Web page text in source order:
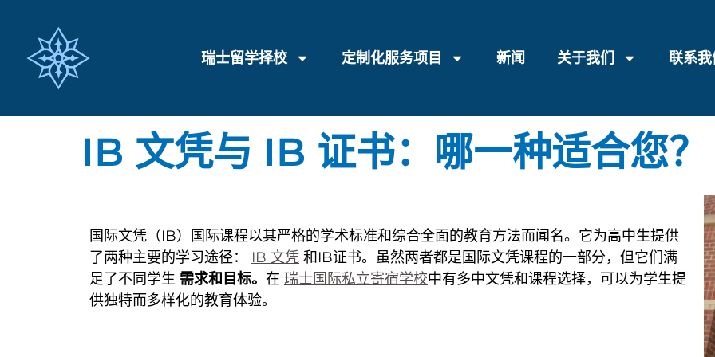
瑞士留学择校 定制化服务项目 新闻 关于我们 联系我
IB 文凭与 IB 证书：哪一种适合您？
国际文凭（IB）国际课程以其严格的学术标准和综合全面的教育方法而闻名。它为高中生提供
了两种主要的学习途径： IB 文凭 和IB证书。虽然两者都是国际文凭课程的一部分，但它们满
足了不同学生 需求和目标。 在 瑞士国际私立寄宿学校中有多中文凭和课程选择，可以为学生提
供独特而多样化的教育体验。